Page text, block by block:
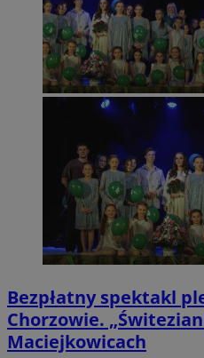
Bezpłatny spektakl
Chorzowie.
Maciejkowicach